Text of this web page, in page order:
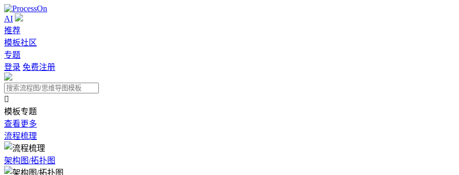
AI
推荐
模板社区
专题
登录 免费注册

模板专题
查看更多
流程梳理
架构图/拓扑图